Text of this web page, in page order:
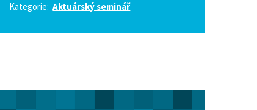
Kategorie:Aktuárský seminář